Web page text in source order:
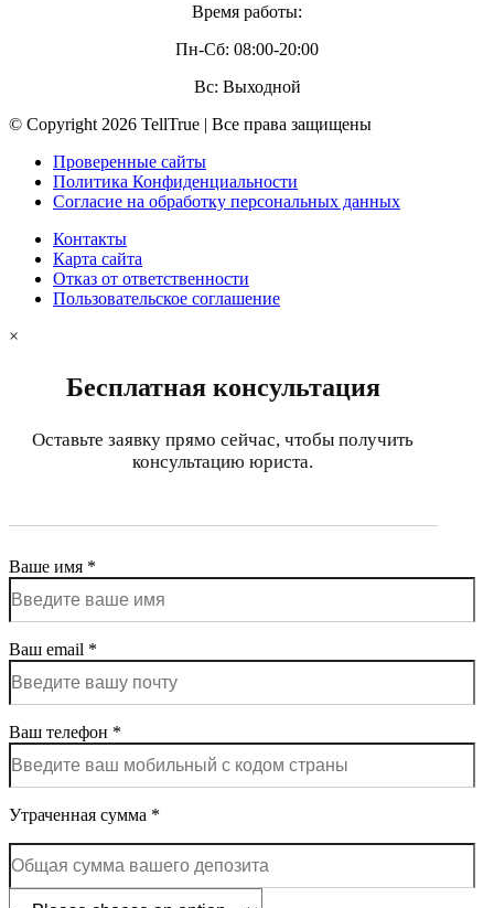
Время работы:
Пн-Сб: 08:00-20:00
Вс: Выходной
© Copyright 2026 TellTrue | Все права защищены
Проверенные сайты
Политика Конфиденциальности
Согласие на обработку персональных данных
Контакты
Карта сайта
Отказ от ответственности
Пользовательское соглашение
×
Бесплатная консультация
Оставьте заявку прямо сейчас, чтобы получить
консультацию юриста.
Ваше имя *
Ваш email *
Ваш телефон *
Утраченная сумма *